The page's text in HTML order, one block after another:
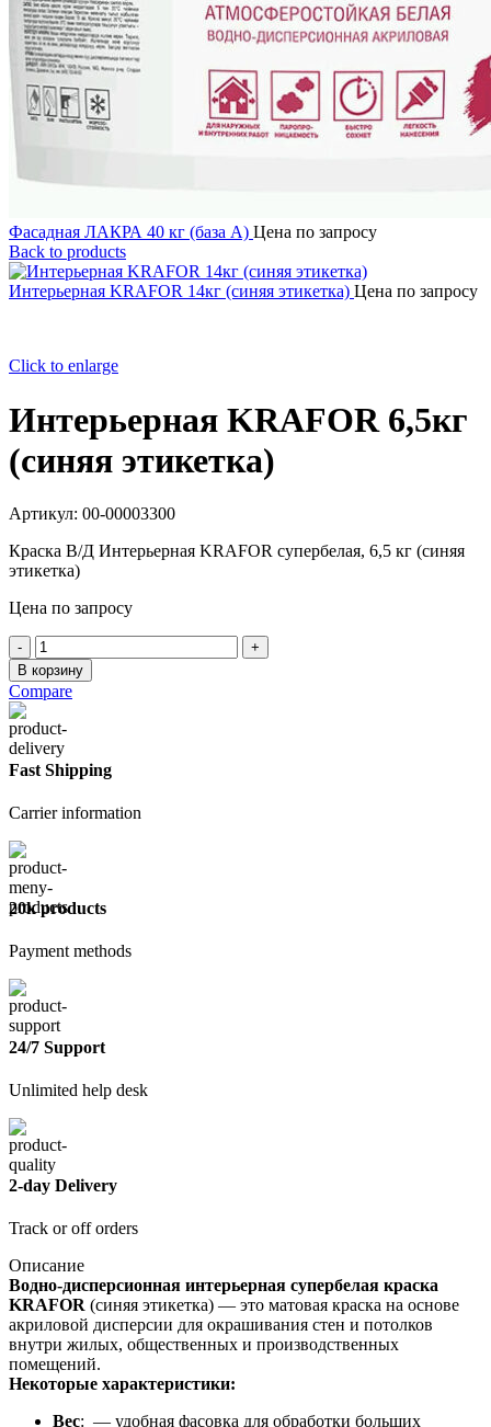
Фасадная ЛАКРА 40 кг (база А) Цена по запросу
Back to products
Интерьерная KRAFOR 14кг (синяя этикетка) Цена по запросу
Click to enlarge
Интерьерная KRAFOR 6,5кг
(синяя этикетка)
Артикул: 00-00003300
Краска В/Д Интерьерная KRAFOR супербелая, 6,5 кг (синяя
этикетка)
Цена по запросу
Количество
товара
Интерьерная
KRAFOR
6,5кг
(синяя
этикетка)
В корзину
Compare
Fast Shipping
Carrier information
20k products
Payment methods
24/7 Support
Unlimited help desk
2-day Delivery
Track or off orders
Описание
Водно-дисперсионная интерьерная супербелая краска
KRAFOR (синяя этикетка) — это матовая краска на основе
акриловой дисперсии для окрашивания стен и потолков
внутри жилых, общественных и производственных
помещений.
Некоторые характеристики:
Вес: — удобная фасовка для обработки больших